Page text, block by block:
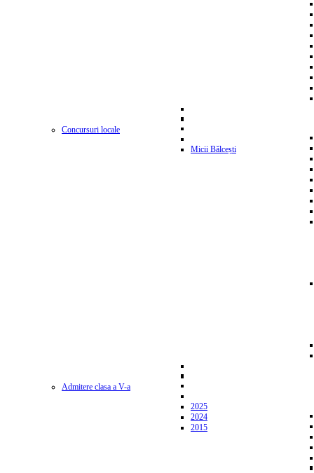
Concursuri locale
Micii Bălcești
Admitere clasa a V-a
2025
2024
2015